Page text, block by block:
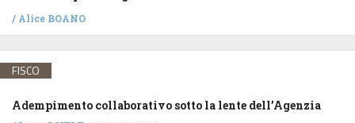
/ Alice BOANO
FISCO
Adempimento collaborativo sotto la lente dell’Agenzia